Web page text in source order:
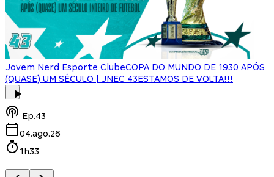
Jovem Nerd Esporte ClubeCOPA DO MUNDO DE 1930 APÓS
(QUASE) UM SÉCULO | JNEC 43ESTAMOS DE VOLTA!!!
Ep.43
04.ago.26
1h33